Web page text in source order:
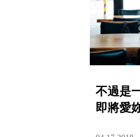
不過是
即將愛